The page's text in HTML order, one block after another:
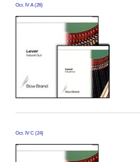
Oct. IV A (26)
Oct. IV C (24)